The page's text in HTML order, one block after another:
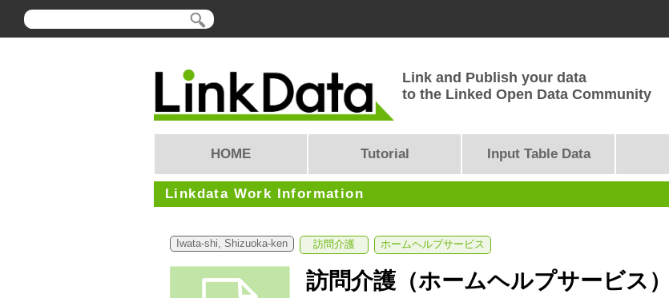
Link and Publish your data
to the Linked Open Data Community
HOME Tutorial Input Table Data
Linkdata Work Information
Iwata-shi, Shizuoka-ken 訪問介護 ホームヘルプサービス
訪問介護（ホームヘルプサービス）